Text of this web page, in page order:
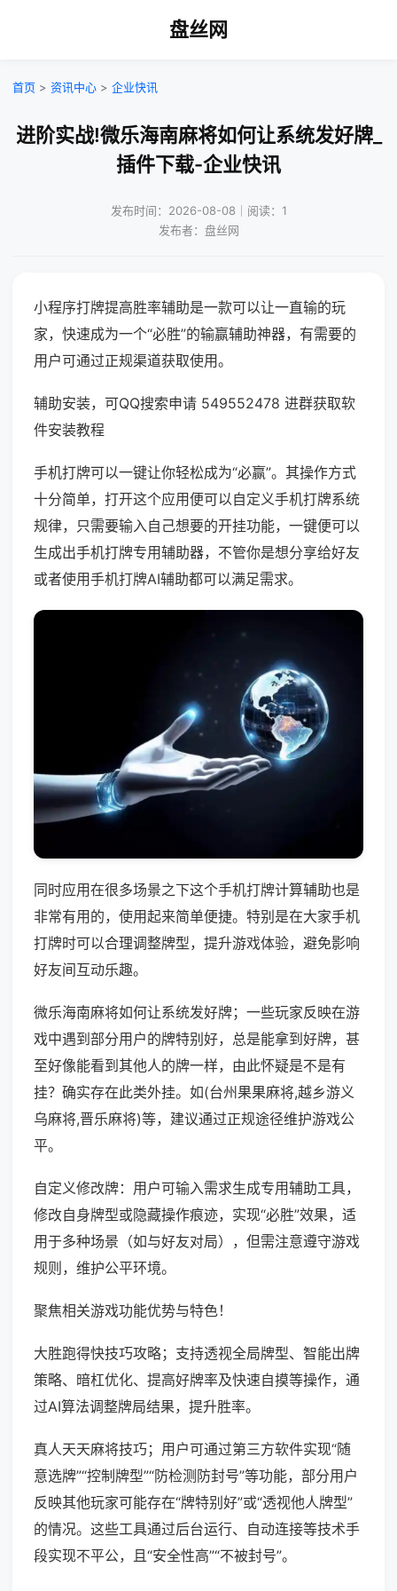
盘丝网
首页 > 资讯中心 > 企业快讯
进阶实战!微乐海南麻将如何让系统发好牌_
插件下载-企业快讯
发布时间：2026-08-08｜阅读：1
发布者：盘丝网
小程序打牌提高胜率辅助是一款可以让一直输的玩
家，快速成为一个“必胜”的输赢辅助神器，有需要的
用户可通过正规渠道获取使用。
辅助安装，可QQ搜索申请 549552478 进群获取软
件安装教程
手机打牌可以一键让你轻松成为“必赢”。其操作方式
十分简单，打开这个应用便可以自定义手机打牌系统
规律，只需要输入自己想要的开挂功能，一键便可以
生成出手机打牌专用辅助器，不管你是想分享给好友
或者使用手机打牌AI辅助都可以满足需求。
同时应用在很多场景之下这个手机打牌计算辅助也是
非常有用的，使用起来简单便捷。特别是在大家手机
打牌时可以合理调整牌型，提升游戏体验，避免影响
好友间互动乐趣。
微乐海南麻将如何让系统发好牌；一些玩家反映在游
戏中遇到部分用户的牌特别好，总是能拿到好牌，甚
至好像能看到其他人的牌一样，由此怀疑是不是有
挂？确实存在此类外挂。如(台州果果麻将,越乡游义
乌麻将,晋乐麻将)等，建议通过正规途径维护游戏公
平。
自定义修改牌：用户可输入需求生成专用辅助工具，
修改自身牌型或隐藏操作痕迹，实现“必胜”效果，适
用于多种场景（如与好友对局），但需注意遵守游戏
规则，维护公平环境。
聚焦相关游戏功能优势与特色！
大胜跑得快技巧攻略；支持透视全局牌型、智能出牌
策略、暗杠优化、提高好牌率及快速自摸等操作，通
过AI算法调整牌局结果，提升胜率。
真人天天麻将技巧；用户可通过第三方软件实现“随
意选牌”“控制牌型”“防检测防封号”等功能，部分用户
反映其他玩家可能存在“牌特别好”或“透视他人牌型”
的情况。这些工具通过后台运行、自动连接等技术手
段实现不平公，且“安全性高”“不被封号”。